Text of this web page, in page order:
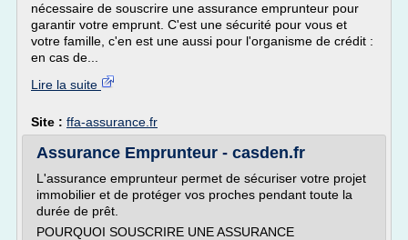
nécessaire de souscrire une assurance emprunteur pour
garantir votre emprunt. C'est une sécurité pour vous et
votre famille, c'en est une aussi pour l'organisme de crédit :
en cas de...
Lire la suite
Site : ffa-assurance.fr
Assurance Emprunteur - casden.fr
L'assurance emprunteur permet de sécuriser votre projet
immobilier et de protéger vos proches pendant toute la
durée de prêt.
POURQUOI SOUSCRIRE UNE ASSURANCE